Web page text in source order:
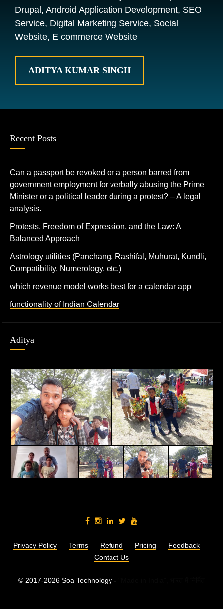
Drupal, Android Application Development, SEO
Service, Digital Marketing Service, Social
Website, E commerce Website
ADITYA KUMAR SINGH
Recent Posts
Can a passport be revoked or a person barred from
government employment for verbally abusing the Prime
Minister or a political leader during a protest? – A legal
analysis.
Protests, Freedom of Expression, and the Law: A
Balanced Approach
Astrology utilities (Panchang, Rashifal, Muhurat, Kundli,
Compatibility, Numerology, etc.)
which revenue model works best for a calendar app
functionality of Indian Calendar
Aditya
Privacy Policy Terms Refund Pricing
Feedback
Contact Us
© 2017-2026 Soa Technology -